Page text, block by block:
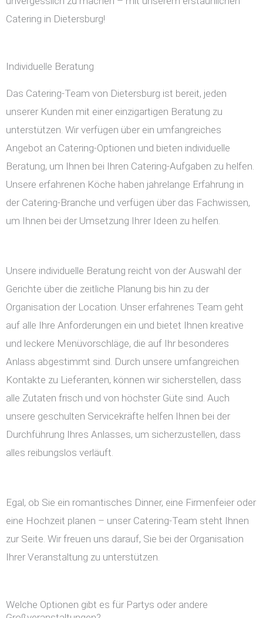
Catering in Dietersburg!
Individuelle Beratung
Das Catering-Team von Dietersburg ist bereit, jeden
unserer Kunden mit einer einzigartigen Beratung zu
unterstützen. Wir verfügen über ein umfangreiches
Angebot an Catering-Optionen und bieten individuelle
Beratung, um Ihnen bei Ihren Catering-Aufgaben zu helfen.
Unsere erfahrenen Köche haben jahrelange Erfahrung in
der Catering-Branche und verfügen über das Fachwissen,
um Ihnen bei der Umsetzung Ihrer Ideen zu helfen.
Unsere individuelle Beratung reicht von der Auswahl der
Gerichte über die zeitliche Planung bis hin zu der
Organisation der Location. Unser erfahrenes Team geht
auf alle Ihre Anforderungen ein und bietet Ihnen kreative
und leckere Menüvorschläge, die auf Ihr besonderes
Anlass abgestimmt sind. Durch unsere umfangreichen
Kontakte zu Lieferanten, können wir sicherstellen, dass
alle Zutaten frisch und von höchster Güte sind. Auch
unsere geschulten Servicekräfte helfen Ihnen bei der
Durchführung Ihres Anlasses, um sicherzustellen, dass
alles reibungslos verläuft.
Egal, ob Sie ein romantisches Dinner, eine Firmenfeier oder
eine Hochzeit planen – unser Catering-Team steht Ihnen
zur Seite. Wir freuen uns darauf, Sie bei der Organisation
Ihrer Veranstaltung zu unterstützen.
Welche Optionen gibt es für Partys oder andere